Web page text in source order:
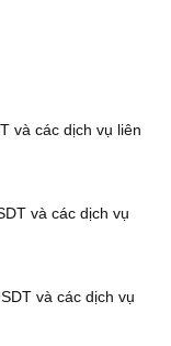
và các dịch vụ liên
và các dịch vụ
và các dịch vụ